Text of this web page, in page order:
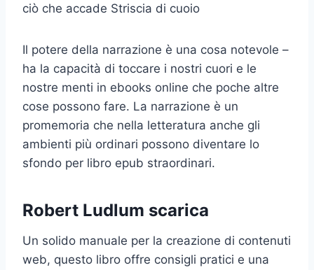
ciò che accade Striscia di cuoio
Il potere della narrazione è una cosa notevole –
ha la capacità di toccare i nostri cuori e le
nostre menti in ebooks online che poche altre
cose possono fare. La narrazione è un
promemoria che nella letteratura anche gli
ambienti più ordinari possono diventare lo
sfondo per libro epub straordinari.
Robert Ludlum scarica
Un solido manuale per la creazione di contenuti
web, questo libro offre consigli pratici e una